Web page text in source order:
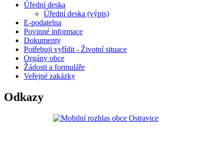
Úřední deska
Úřední deska (výpis)
E-podatelna
Povinné informace
Dokumenty
Potřebuji vyřídit - Životní situace
Orgány obce
Žádosti a formuláře
Veřejné zakázky
Odkazy